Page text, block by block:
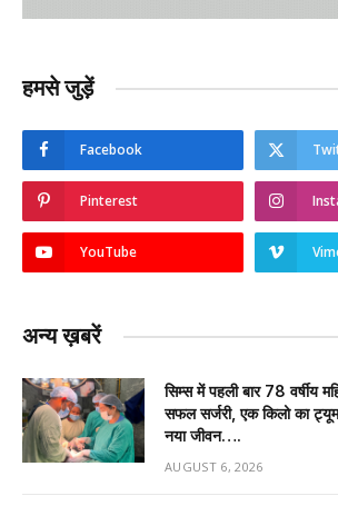
हमसे जुड़ें
Facebook
Pinterest
YouTube
अन्य ख़बरें
सिम्स में पहली बार 78 वर्षीय
सफल सर्जरी, एक किलो का
नया जीवन….
AUGUST 6, 2026